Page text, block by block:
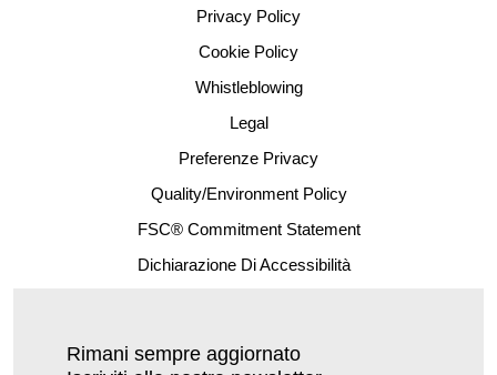
Privacy Policy
Cookie Policy
Whistleblowing
Legal
Preferenze Privacy
Quality/Environment Policy
FSC® Commitment Statement
Dichiarazione Di Accessibilità
Rimani sempre aggiornato